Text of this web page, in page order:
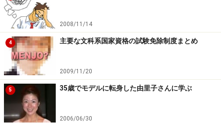
2008/11/14
4 主要な文科系国家資格の試験免除制度まとめ
2009/11/20
5 35歳でモデルに転身した由里子さんに学ぶ
2006/06/30